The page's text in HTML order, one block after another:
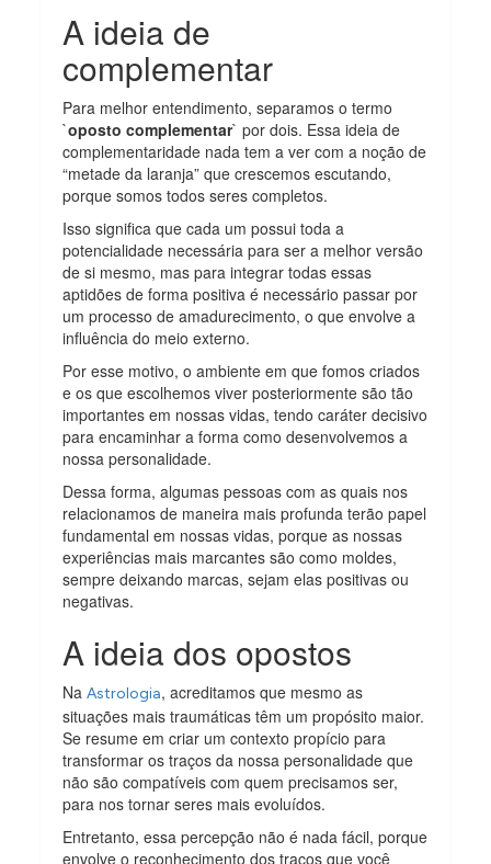
A ideia de
complementar
Para melhor entendimento, separamos o termo
`oposto complementar` por dois. Essa ideia de
complementaridade nada tem a ver com a noção de
“metade da laranja” que crescemos escutando,
porque somos todos seres completos.
Isso significa que cada um possui toda a
potencialidade necessária para ser a melhor versão
de si mesmo, mas para integrar todas essas
aptidões de forma positiva é necessário passar por
um processo de amadurecimento, o que envolve a
influência do meio externo.
Por esse motivo, o ambiente em que fomos criados
e os que escolhemos viver posteriormente são tão
importantes em nossas vidas, tendo caráter decisivo
para encaminhar a forma como desenvolvemos a
nossa personalidade.
Dessa forma, algumas pessoas com as quais nos
relacionamos de maneira mais profunda terão papel
fundamental em nossas vidas, porque as nossas
experiências mais marcantes são como moldes,
sempre deixando marcas, sejam elas positivas ou
negativas.
A ideia dos opostos
NaAstrologia, acreditamos que mesmo as
situações mais traumáticas têm um propósito maior.
Se resume em criar um contexto propício para
transformar os traços da nossa personalidade que
não são compatíveis com quem precisamos ser,
para nos tornar seres mais evoluídos.
Entretanto, essa percepção não é nada fácil, porque
envolve o reconhecimento dos traços que você